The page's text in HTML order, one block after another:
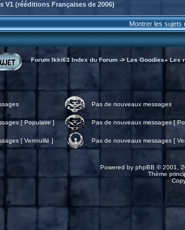
V1 (rééditions Françaises de 2006)
Montrer les sujets
Forum Ikki63 Index du Forum-> Les Goodies»Les
Pas de nouveaux messages
[ Populaire ] Pas de nouveaux messages [
[ Verrouillé ] Pas de nouveaux messages [
Powered by phpBB © 2001,
Thème